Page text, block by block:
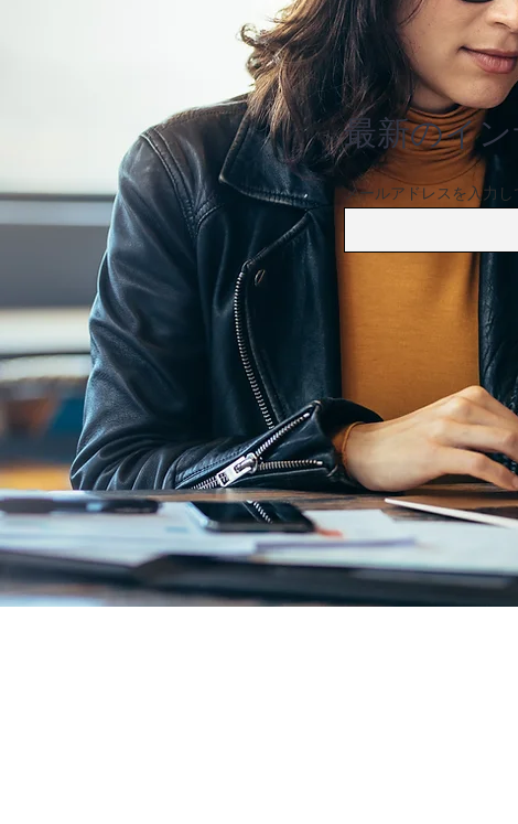
東京ワールドゲート赤坂、第
二期工事が完了
最新のイ
メールアドレスを入力し